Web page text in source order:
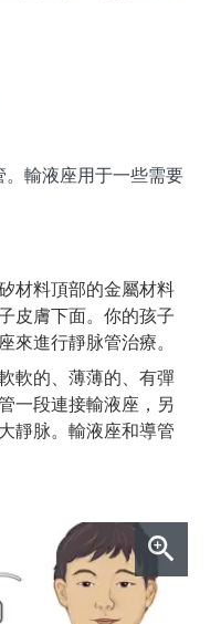
輸液座用于一些需要
材料頂部的金屬材料
皮膚下面。你的孩子
來進行靜脉管治療。
軟的、薄薄的、有彈
一段連接輸液座，另
靜脉。輸液座和導管